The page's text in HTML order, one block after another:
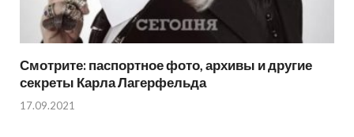
Смотрите: паспортное фото, архивы и другие
секреты Карла Лагерфельда
17.09.2021